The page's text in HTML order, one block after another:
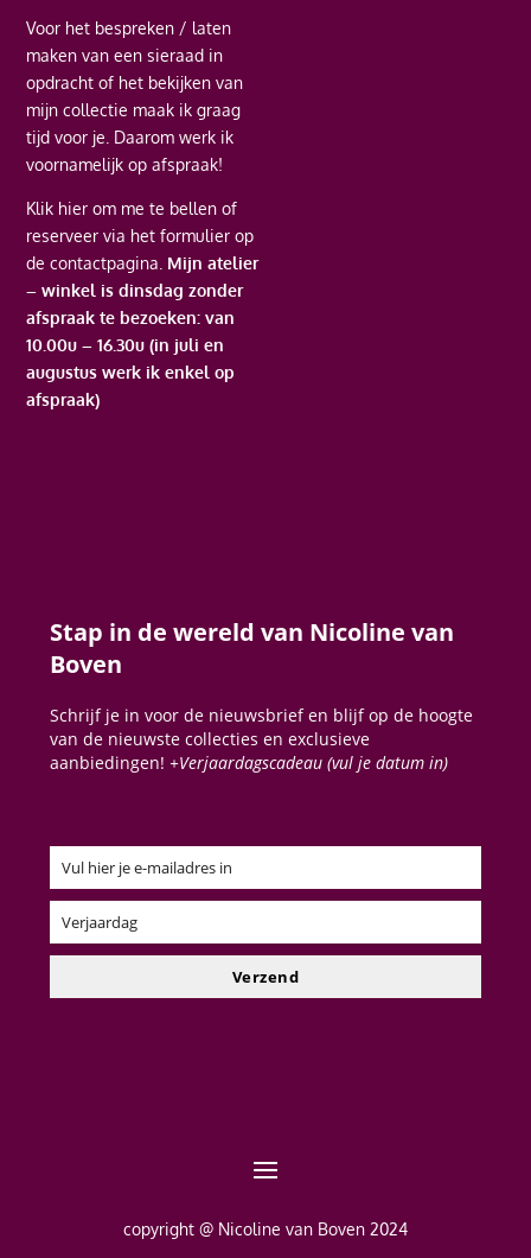
Voor het bespreken / laten
maken van een sieraad in
opdracht of het bekijken van
mijn collectie maak ik graag
tijd voor je. Daarom werk ik
voornamelijk op afspraak!
Klik hier om me te bellen of
reserveer via het formulier op
de contactpagina. Mijn atelier
– winkel is dinsdag zonder
afspraak te bezoeken: van
10.00u – 16.30u (in juli en
augustus werk ik enkel op
afspraak)
Stap in de wereld van Nicoline van
Boven
Schrijf je in voor de nieuwsbrief en blijf op de hoogte
van de nieuwste collecties en exclusieve
aanbiedingen!+Verjaardagscadeau (vul je datum in)
Email
Vul hier je e-mailadres in
Verjaardag
Verjaardag
Verzend
copyright @ Nicoline van Boven 2024